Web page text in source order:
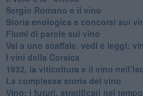
Sergio Romano e il vino
​Storia enologica e concorsi sui
Fiumi di parole sul vino
​Vai a uno scaffale, vedi e leggi:
​I vini della Corsica
​1932, la viticoltura e il vino
​La complessa storia del vino
​Vino: i futuri, stratificati nel tempo